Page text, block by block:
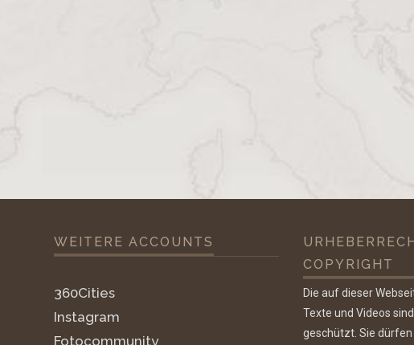
WEITERE ACCOUNTS
360Cities
Instagram
Fotocommunity
COPYRIGHT
Die auf dieser
Texte und Videos
geschützt. Sie